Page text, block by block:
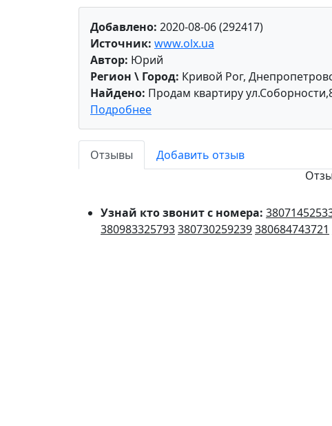
Добавлено: 2020-08-06 (292417)
Источник: www.olx.ua
Автор: Юрий
Регион \ Город: Кривой Рог,
Найдено: Продам квартиру
Подробнее
Отзывы
Добавить отзыв
Узнай кто звонит с номера:
380983325793380730259239380684743721